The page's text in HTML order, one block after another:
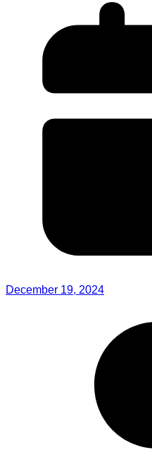
December 19, 2024